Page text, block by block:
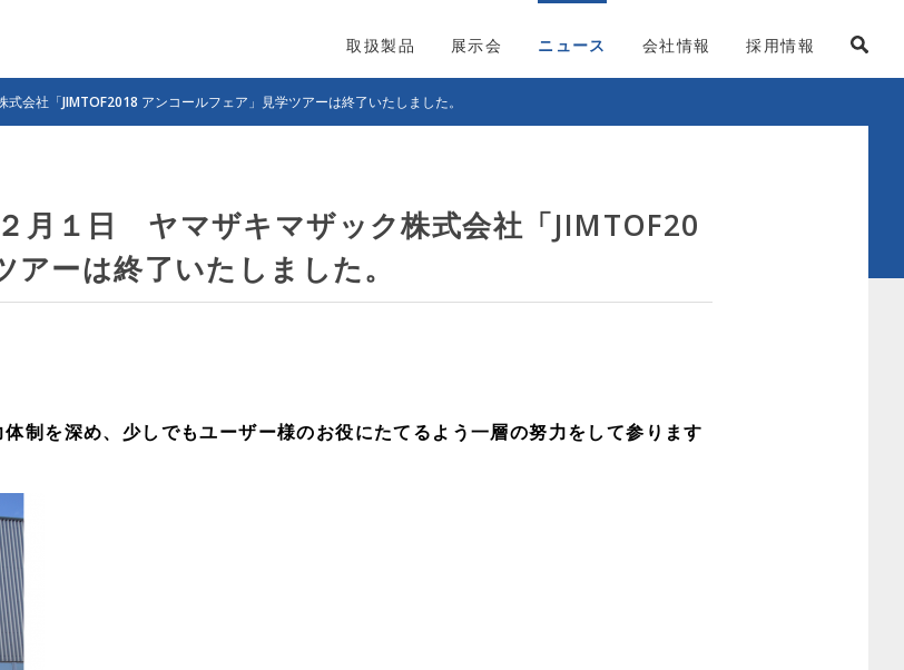
取扱製品 展示会 ニュース 会社情報 採用情報
会社「JIMTOF2018 アンコールフェア」見学ツアーは終了いたしました。
月１日 ヤマザキマザック株式会社「JIMTOF20
ーは終了いたしました。
制を深め、少しでもユーザー様のお役にたてるよう一層の努力をして参ります